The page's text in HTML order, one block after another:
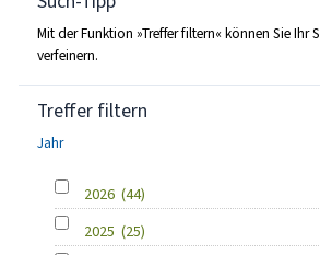
Mit der Funktion »Treffer filtern« können Sie Ihr
verfeinern.
Treffer filtern
Jahr
2026 (44)
2025 (25)